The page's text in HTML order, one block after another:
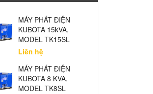
MÁY PHÁT ĐIỆN
KUBOTA 15kVA,
MODEL TK15SL
Liên hệ
MÁY PHÁT ĐIỆN
KUBOTA 8 KVA,
MODEL TK8SL